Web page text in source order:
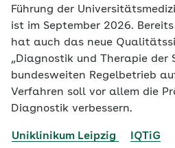
Führung der
ist im September 2026.
hat auch das neue
„Diagnostik und Therapie der
bundesweiten Regelbetrieb
Verfahren soll vor allem die
Diagnostik verbessern.
Uniklinikum Leipzig IQTiG